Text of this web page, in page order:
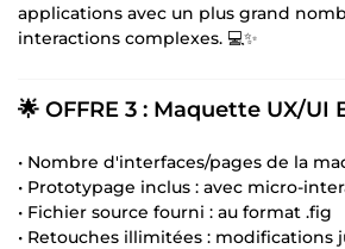
applications avec un plus grand
interactions complexes. 💻✨
🌟 OFFRE 3 : Maquette UX/UI
• Nombre d'interfaces/pages de la
• Prototypage inclus : avec micro-
• Fichier source fourni : au format .fig
• Retouches illimitées : modifications